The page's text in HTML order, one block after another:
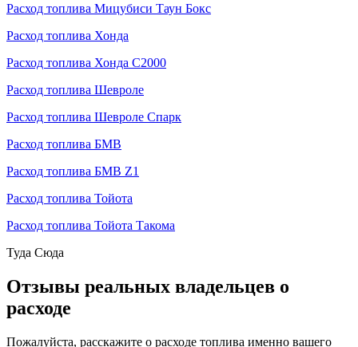
Расход топлива Мицубиси Таун Бокс
Расход топлива Хонда
Расход топлива Хонда С2000
Расход топлива Шевроле
Расход топлива Шевроле Спарк
Расход топлива БМВ
Расход топлива БМВ Z1
Расход топлива Тойота
Расход топлива Тойота Такома
Туда Сюда
Отзывы реальных владельцев о
расходе
Пожалуйста, расскажите о расходе топлива именно вашего